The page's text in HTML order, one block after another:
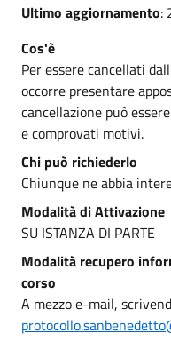
Ultimo aggiornamento:
Cos'è
Per essere cancellati
occorre presentare
cancellazione può
e comprovati motivi.
Chi può richiederlo
Chiunque ne abbia
Modalità di Attivazione
SU ISTANZA DI PARTE
Modalità recupero
corso
A mezzo e-mail,